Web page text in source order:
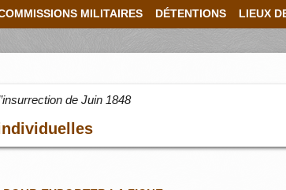
MILITAIRES DÉTENTIONS LIEUX
de Juin 1848